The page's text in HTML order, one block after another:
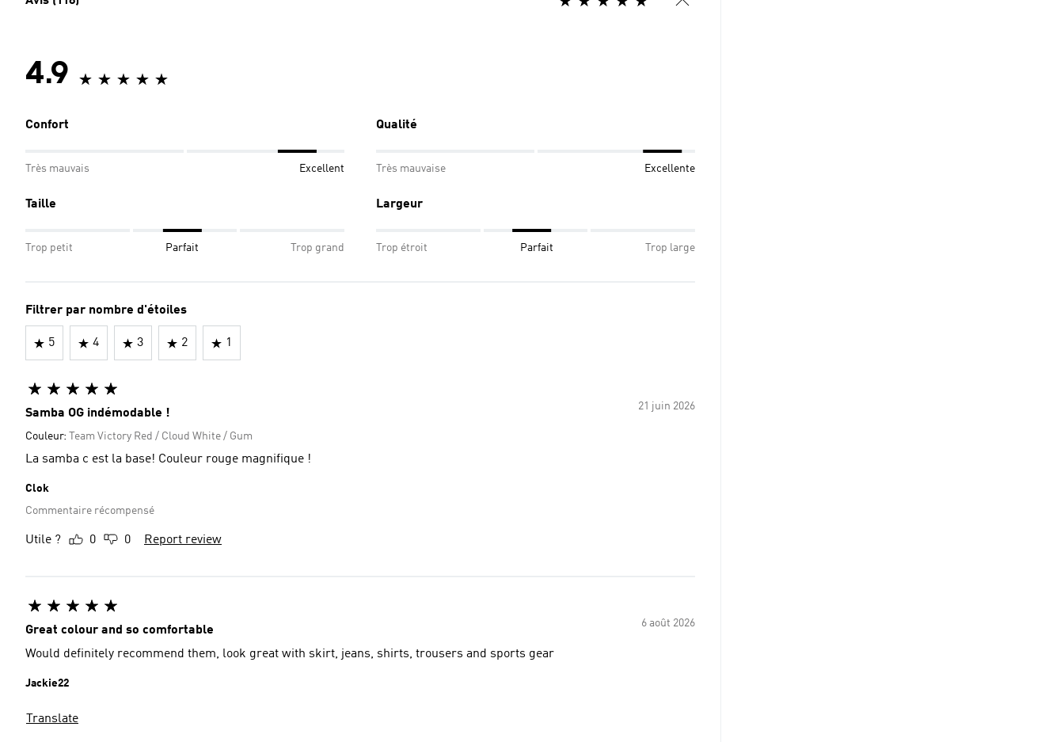
4.9
Confort
Très mauvais Excellent
Qualité
Très mauvaise Excellente
Taille
Trop petit Parfait Trop grand
Largeur
Trop étroit Parfait Trop large
Filtrer par nombre d'étoiles
5 4 3 2 1
21 juin 2026
Samba OG indémodable !
Couleur: Team Victory Red / Cloud White / Gum
La samba c est la base! Couleur rouge magnifique !
Clok
Commentaire récompensé
Utile ? 0 0 Report review
6 août 2026
Great colour and so comfortable
Would definitely recommend them, look great with skirt, jeans, shirts, trousers and sports gear
Jackie22
Translate